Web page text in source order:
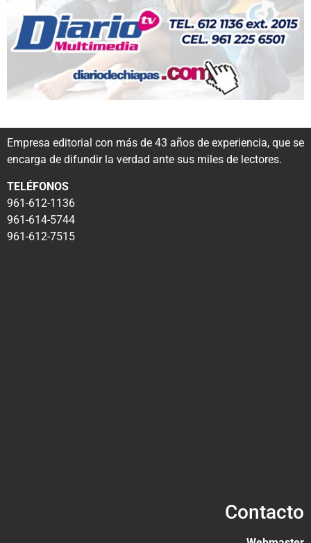
Empresa editorial con más de 43 años de experiencia, que se
encarga de difundir la verdad ante sus miles de lectores.
TELÉFONOS
961-612-1136
961-614-5744
961-612-7515
Contacto